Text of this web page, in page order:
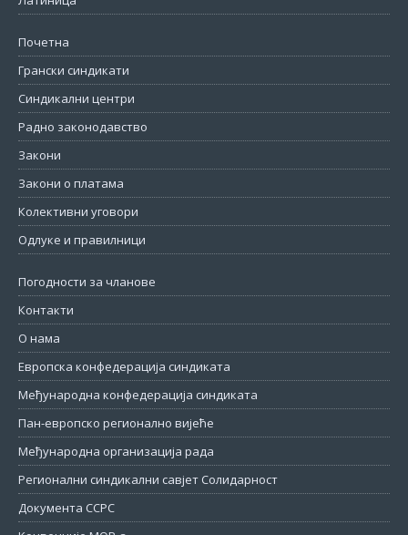
Почетна
Грански синдикати
Синдикални центри
Радно законодавство
Закони
Закони о платама
Колективни уговори
Одлуке и правилници
Погодности за чланове
Контакти
О нама
Европска конфедерација синдиката
Међународна конфедерација синдиката
Пан-европско регионално вијеће
Међународна организација рада
Регионални синдикални савјет Солидарност
Документа ССРС